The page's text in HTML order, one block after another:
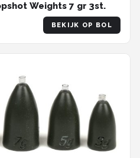
Weights 7 gr 3st.
BEKIJK OP BOL